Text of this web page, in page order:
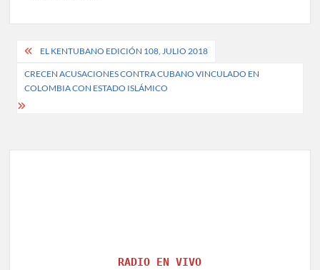
Post
navigation
EL KENTUBANO EDICIÓN 108, JULIO 2018
CRECEN ACUSACIONES CONTRA CUBANO VINCULADO EN
COLOMBIA CON ESTADO ISLÁMICO
RADIO EN VIVO